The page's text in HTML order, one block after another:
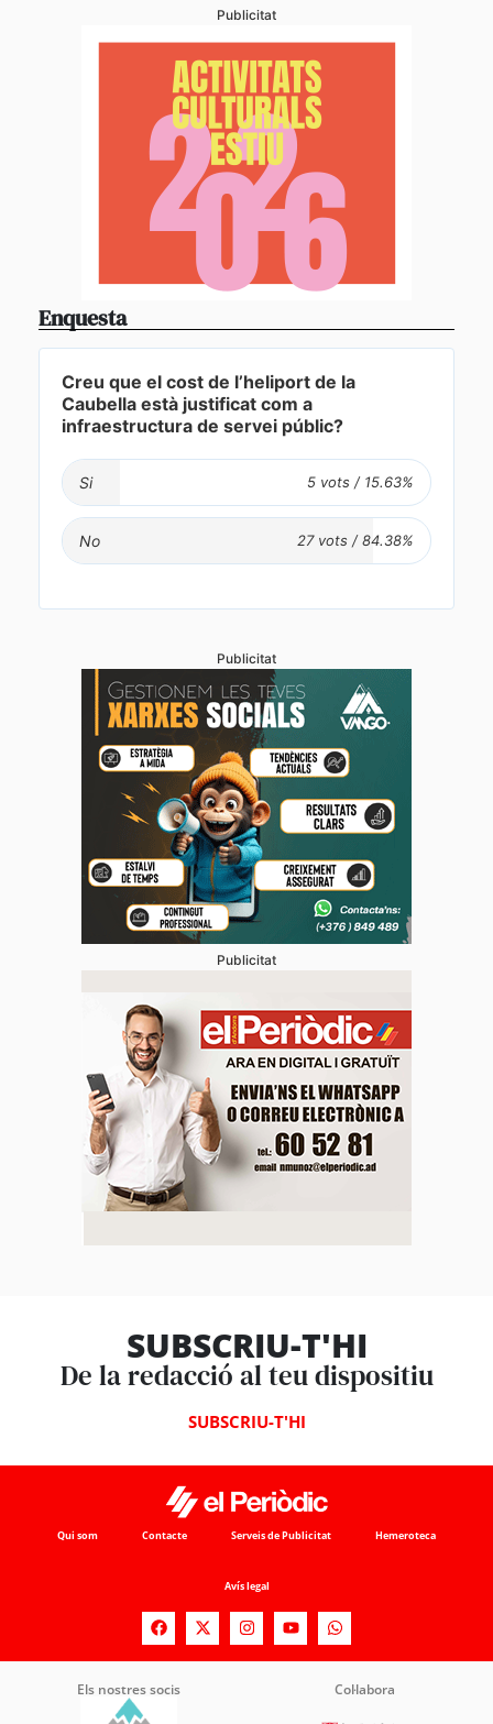
Publicitat
Enquesta
Creu que el cost de l’heliport de la
Caubella està justificat com a
infraestructura de servei públic?
Si
No
Publicitat
Publicitat
SUBSCRIU-T'HI
De la redacció al teu dispositiu
SUBSCRIU-T'HI
Qui som Contacte Serveis de Publicitat Hemeroteca
Avís legal
Els nostres socis Col·labora